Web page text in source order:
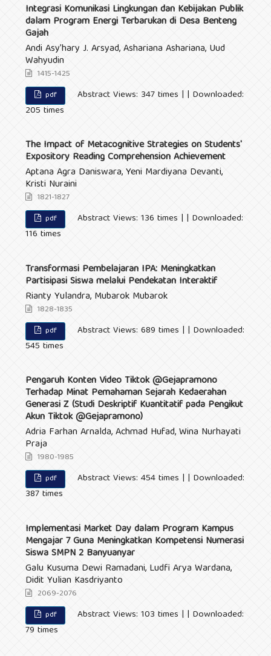
Integrasi Komunikasi Lingkungan dan Kebijakan Publik
dalam Program Energi Terbarukan di Desa Benteng
Gajah
Andi Asy’hary J. Arsyad, Ashariana Ashariana, Uud
Wahyudin
1415-1425
pdf
Abstract Views: 347 times | | Downloaded:
205 times
The Impact of Metacognitive Strategies on Students'
Expository Reading Comprehension Achievement
Aptana Agra Daniswara, Yeni Mardiyana Devanti,
Kristi Nuraini
1821-1827
pdf
Abstract Views: 136 times | | Downloaded:
116 times
Transformasi Pembelajaran IPA: Meningkatkan
Partisipasi Siswa melalui Pendekatan Interaktif
Rianty Yulandra, Mubarok Mubarok
1828-1835
pdf
Abstract Views: 689 times | | Downloaded:
545 times
Pengaruh Konten Video Tiktok @Gejapramono
Terhadap Minat Pemahaman Sejarah Kedaerahan
Generasi Z (Studi Deskriptif Kuantitatif pada Pengikut
Akun Tiktok @Gejapramono)
Adria Farhan Arnalda, Achmad Hufad, Wina Nurhayati
Praja
1980-1985
pdf
Abstract Views: 454 times | | Downloaded:
387 times
Implementasi Market Day dalam Program Kampus
Mengajar 7 Guna Meningkatkan Kompetensi Numerasi
Siswa SMPN 2 Banyuanyar
Galu Kusuma Dewi Ramadani, Ludfi Arya Wardana,
Didit Yulian Kasdriyanto
2069-2076
pdf
Abstract Views: 103 times | | Downloaded:
79 times